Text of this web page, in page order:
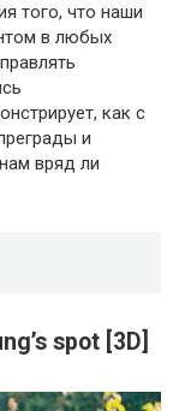
того, что наши
в любых
как с
и
вряд ли
spot [3D]